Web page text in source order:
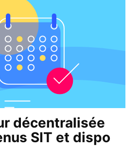
décentralisée
SIT et dispo